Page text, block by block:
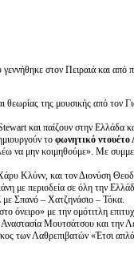
στον Πειραιά και από
θεωρίας της μουσικής από τον
και παίζουν στην Ελλάδα
το φωνητικό ντουέτο
να μην κοιμηθούμε». Με
Κλύνν, και τον Διονύση
με περιοδεία σε όλη την
Σπανό – Χατζηνάσιο – Τόκα.
όνειρο» με την ομότιτλη
Μουτσάτσου και την
των Λαθρεπιβατών «Έτσι